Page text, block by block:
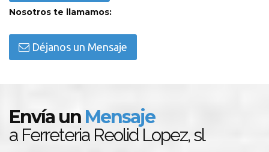
Nosotros te llamamos:
Déjanos un Mensaje
Envía un Mensaje
a Ferreteria Reolid Lopez, sl